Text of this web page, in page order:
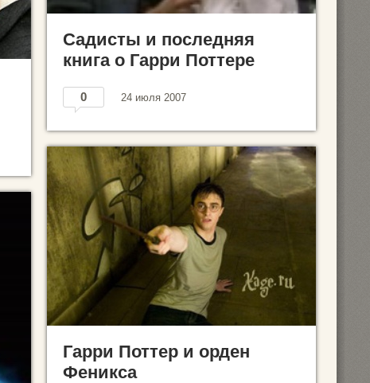
Садисты и последняя
книга о Гарри Поттере
0 24 июля 2007
Гарри Поттер и орден
Феникса